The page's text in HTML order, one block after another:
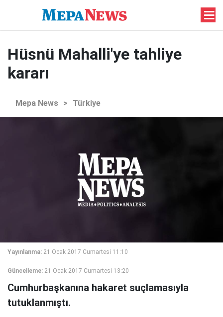
Hüsnü Mahalli'ye tahliye
kararı
Mepa News > Türkiye
Yayınlanma: 21 Ocak 2017 Cumartesi 11:10
Güncelleme: 21 Ocak 2017 Cumartesi 13:20
Cumhurbaşkanına hakaret suçlamasıyla
tutuklanmıştı.